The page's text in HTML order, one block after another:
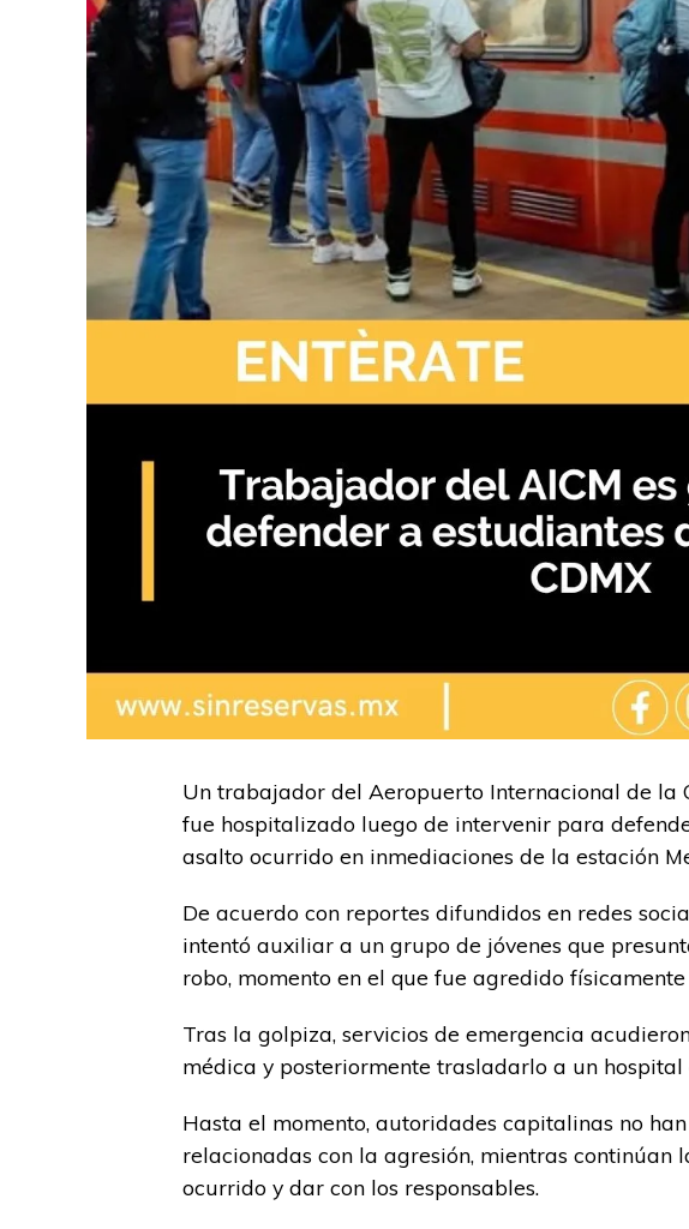
Un trabajador del Aeropuerto Internacional de la
fue hospitalizado luego de intervenir para
asalto ocurrido en inmediaciones de la estación
De acuerdo con reportes difundidos en redes
intentó auxiliar a un grupo de jóvenes que
robo, momento en el que fue agredido
Tras la golpiza, servicios de emergencia
médica y posteriormente trasladarlo a un
Hasta el momento, autoridades capitalinas no
relacionadas con la agresión, mientras continúan
ocurrido y dar con los responsables.